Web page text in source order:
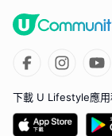
下載 U Lifestyle應用